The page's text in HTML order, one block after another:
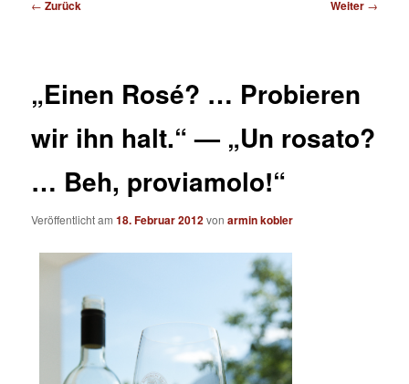
← Zurück Weiter →
„Einen Rosé? … Probieren
wir ihn halt.“ — „Un rosato?
… Beh, proviamolo!“
Veröffentlicht am18. Februar 2012vonarmin kobler